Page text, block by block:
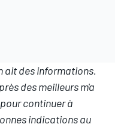
ait des informations.
des meilleurs m'a
continuer à
indications au